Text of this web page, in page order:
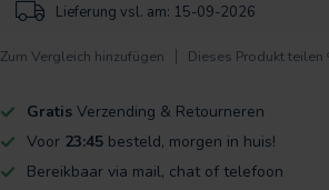
Lieferung vsl. am: 15-09-2026
Zum Vergleich hinzufügen Dieses Produkt teilen
Gratis Verzending & Retourneren
Voor 23:45 besteld, morgen in huis!
Bereikbaar via mail, chat of telefoon